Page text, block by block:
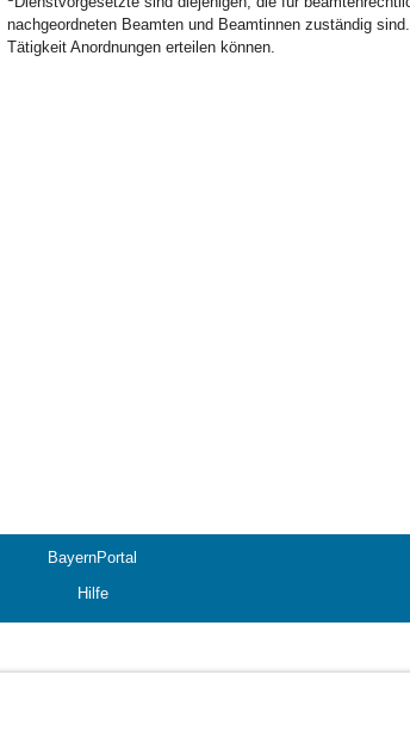
nachgeordneten Beamten und Beamtinnen zuständig sind.
Tätigkeit Anordnungen erteilen können.
BayernPortal
Hilfe